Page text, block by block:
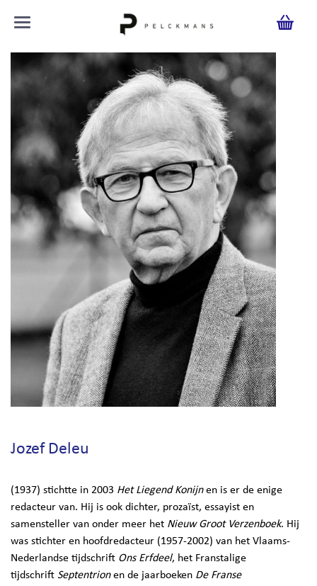
Jozef Deleu
(1937) stichtte in 2003 Het Liegend Konijnen is er de enige
redacteur van. Hij is ook dichter, prozaïst, essayist en
samensteller van onder meer het Nieuw Groot Verzenboek. Hij
was stichter en hoofdredacteur (1957-2002) van het Vlaams-
Nederlandse tijdschrift Ons Erfdeel, het Franstalige
tijdschrift Septentrionen de jaarboeken De Franse